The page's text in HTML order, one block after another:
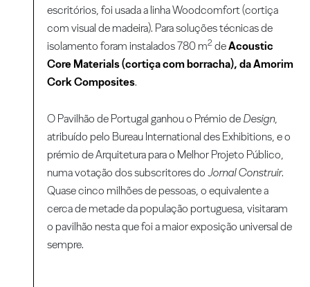
escritórios, foi usada a linha Woodcomfort (cortiça
com visual de madeira). Para soluções técnicas de
isolamento foram instalados 780 m2 deAcoustic
Core Materials (cortiça com borracha), da Amorim
Cork Composites.
O Pavilhão de Portugal ganhou o Prémio de Design,
atribuído pelo Bureau International des Exhibitions, e o
prémio de Arquitetura para o Melhor Projeto Público,
numa votação dos subscritores doJornal Construir.
Quase cinco milhões de pessoas, o equivalente a
cerca de metade da população portuguesa, visitaram
o pavilhão nesta que foi a maior exposição universal de
sempre.